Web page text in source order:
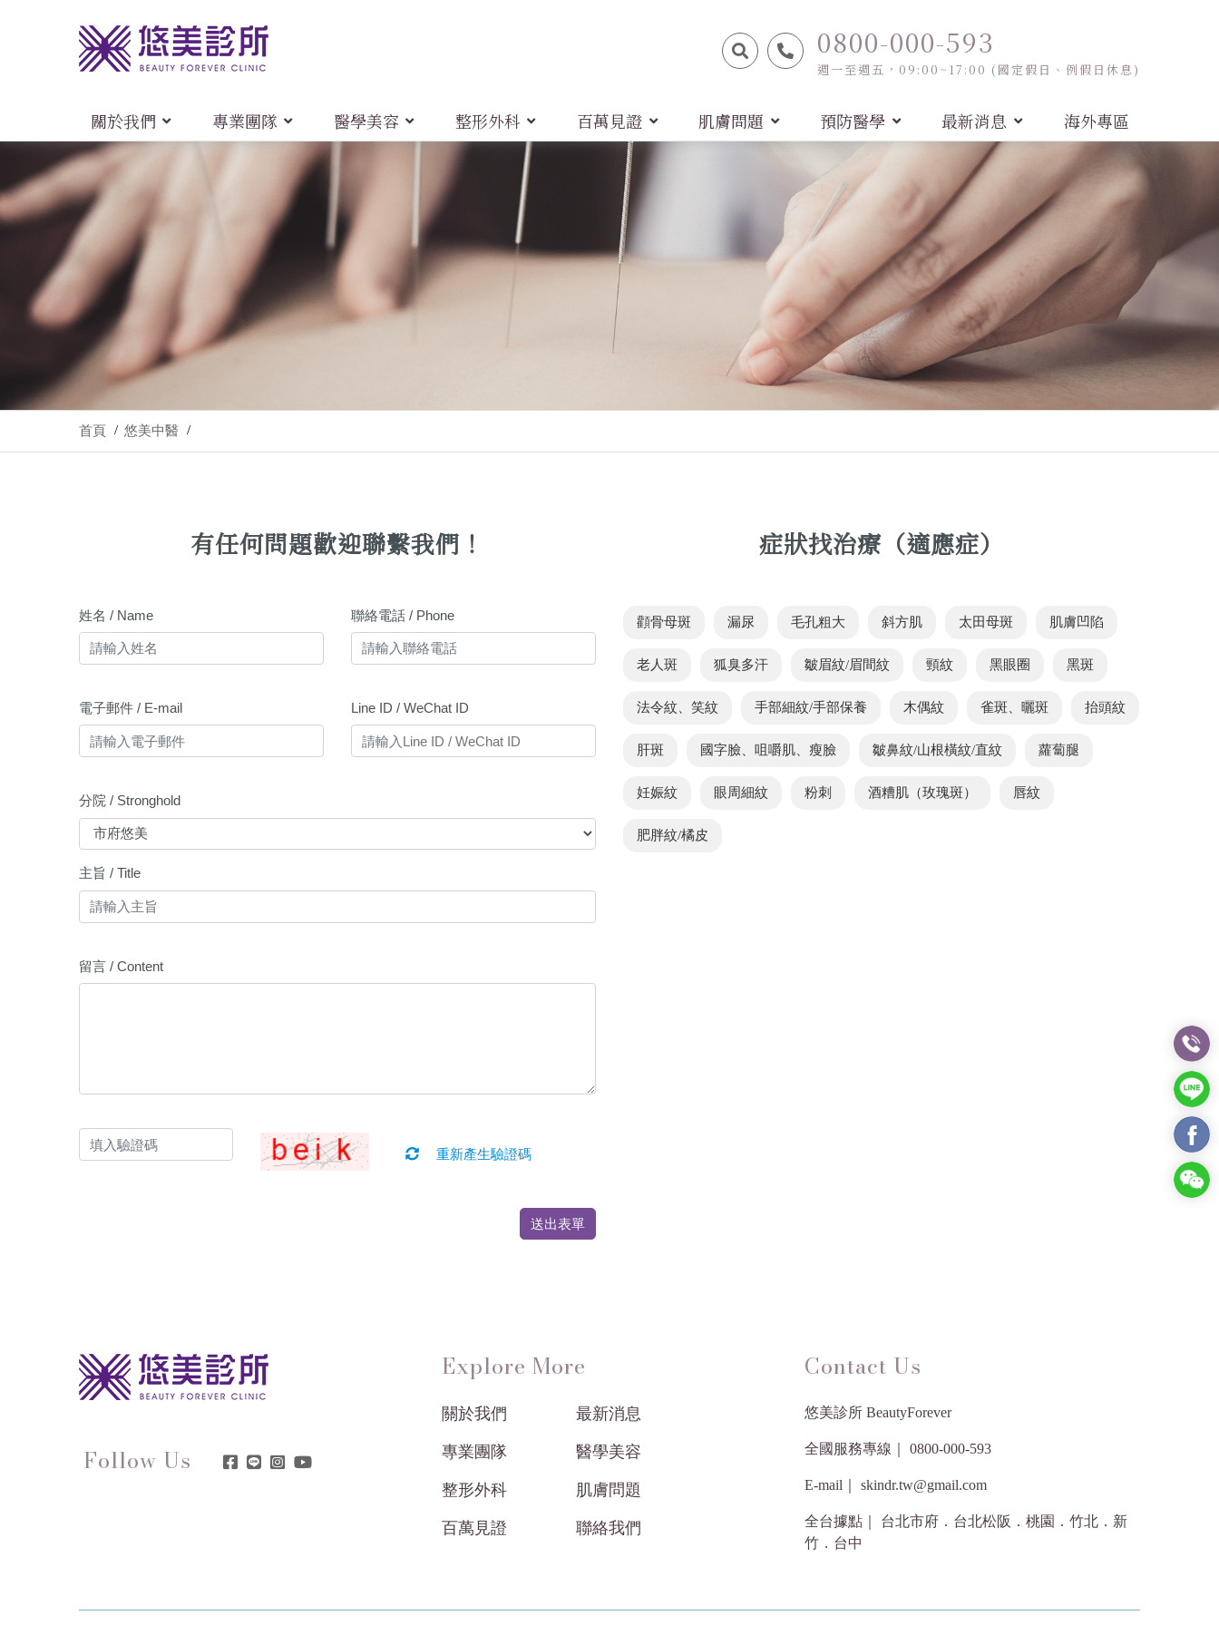
0800-000-593
週一至週五，09:00~17:00 (國定假日、例假日休息)
關於我們 專業團隊 醫學美容 整形外科 百萬見證 肌膚問題 預防醫學 最新消息 海外專區
首頁 悠美中醫
有任何問題歡迎聯繫我們！
姓名 / Name 聯絡電話 / Phone
電子郵件 / E-mail Line ID / WeChat ID
分院 / Stronghold
主旨 / Title
留言 / Content
重新產生驗證碼
送出表單
症狀找治療（適應症）
顴骨母斑 漏尿 毛孔粗大 斜方肌 太田母斑 肌膚凹陷
老人斑 狐臭多汗 皺眉紋/眉間紋 頸紋 黑眼圈 黑斑
法令紋、笑紋 手部細紋/手部保養 木偶紋 雀斑、曬斑 抬頭紋
肝斑 國字臉、咀嚼肌、瘦臉 皺鼻紋/山根橫紋/直紋 蘿蔔腿
妊娠紋 眼周細紋 粉刺 酒糟肌（玫瑰斑） 唇紋
肥胖紋/橘皮
Follow Us
Explore More
關於我們 最新消息
專業團隊 醫學美容
整形外科 肌膚問題
百萬見證 聯絡我們
Contact Us
悠美診所 BeautyForever
全國服務專線｜ 0800-000-593
E-mail｜ skindr.tw@gmail.com
全台據點｜ 台北市府．台北松阪．桃園．竹北．新
竹．台中